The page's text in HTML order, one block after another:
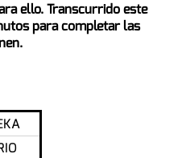
ello. Transcurrido este
para completar las